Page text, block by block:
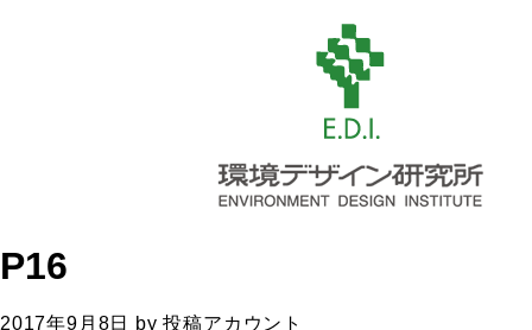
P16
2017年9月8日 by投稿アカウント